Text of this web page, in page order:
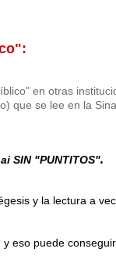
en otras
que se lee en la
SIN "PUNTITOS".
y la lectura a
eso puede